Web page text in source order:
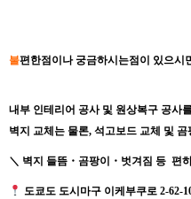
불편한점이나 궁금하시는점이 있으시
내부 인테리어 공사 및 원상복구 공사
벽지 교체는 물론, 석고보드 교체 및
＼ 벽지 들뜸・곰팡이・벗겨짐 등 편
도쿄도 도시마구 이케부쿠로 2-62-